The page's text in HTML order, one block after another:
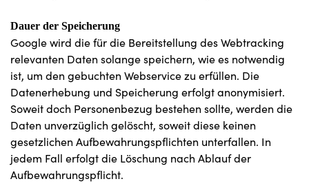
Dauer der Speicherung
Google wird die für die Bereitstellung des Webtracking
relevanten Daten solange speichern, wie es notwendig
ist, um den gebuchten Webservice zu erfüllen. Die
Datenerhebung und Speicherung erfolgt anonymisiert.
Soweit doch Personenbezug bestehen sollte, werden die
Daten unverzüglich gelöscht, soweit diese keinen
gesetzlichen Aufbewahrungspflichten unterfallen. In
jedem Fall erfolgt die Löschung nach Ablauf der
Aufbewahrungspflicht.